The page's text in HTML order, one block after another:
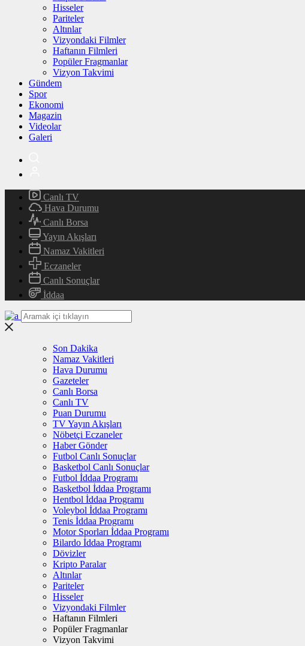
Hisseler
Pariteler
Altınlar
Vizyondaki Filmler
Haftanın Filmleri
Popüler Fragmanlar
Vizyon Takvimi
Gündem
Spor
Ekonomi
Magazin
Videolar
Galeri
Canlı TV
Hava Durumu
Canlı Borsa
Yayın Akışları
Namaz Vakitleri
Eczaneler
Canlı Sonuçlar
İddaa
Son Dakika
Namaz Vakitleri
Hava Durumu
Gazeteler
Canlı Borsa
Canlı TV
Puan Durumu
TV Yayın Akışları
Nöbetçi Eczaneler
Haber Gönder
Futbol Canlı Sonuçlar
Basketbol Canlı Sonuçlar
Futbol İddaa Programı
Basketbol İddaa Programı
Hentbol İddaa Programı
Voleybol İddaa Programı
Tenis İddaa Programı
Motor Sporları İddaa Programı
Bilardo İddaa Programı
Dövizler
Kripto Paralar
Altınlar
Pariteler
Hisseler
Vizyondaki Filmler
Haftanın Filmleri
Popüler Fragmanlar
Vizyon Takvimi